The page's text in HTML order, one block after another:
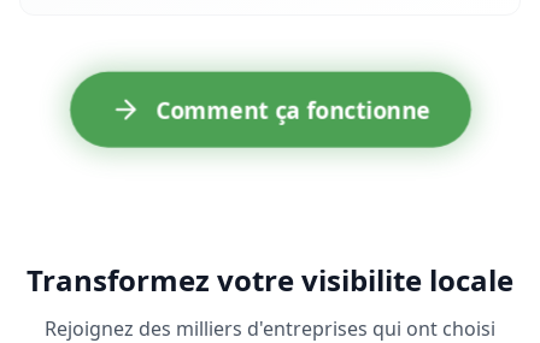
Comment ça fonctionne
Transformez votre visibilite locale
Rejoignez des milliers d'entreprises qui ont choisi